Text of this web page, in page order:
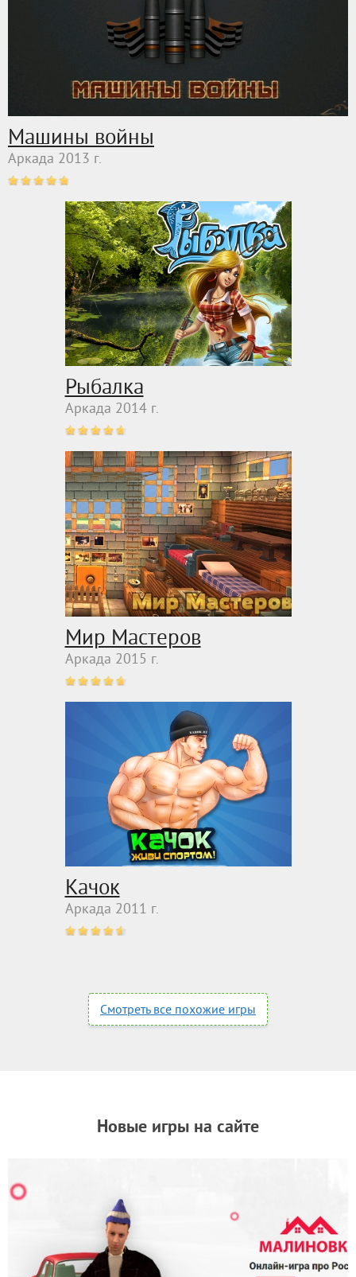
Машины войны
Аркада 2013 г.
Рыбалка
Аркада 2014 г.
Мир Мастеров
Аркада 2015 г.
Качок
Аркада 2011 г.
Смотреть все похожие игры
Новые игры на сайте